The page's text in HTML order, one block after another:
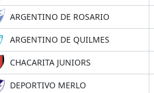
ARGENTINO DE ROSARIO
ARGENTINO DE QUILMES
CHACARITA JUNIORS
DEPORTIVO MERLO